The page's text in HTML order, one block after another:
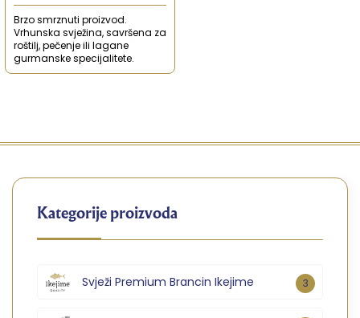
Brzo smrznuti proizvod.
Vrhunska svježina, savršena za
roštilj, pečenje ili lagane
gurmanske specijalitete.
Kategorije proizvoda
Svježi Premium Brancin Ikejime 3